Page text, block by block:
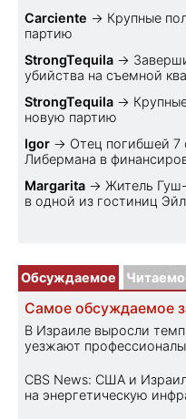
Carciente → Крупные
партию
StrongTequila →
убийства на съемной
StrongTequila →
новую партию
Igor → Отец погибшей 7
Либермана в
Margarita → Житель
в одной из гостиниц
Обсуждаемое
Самое обсуждаемое
В Израиле выросли
уезжают профессионалы
CBS News: США и
на энергетическую